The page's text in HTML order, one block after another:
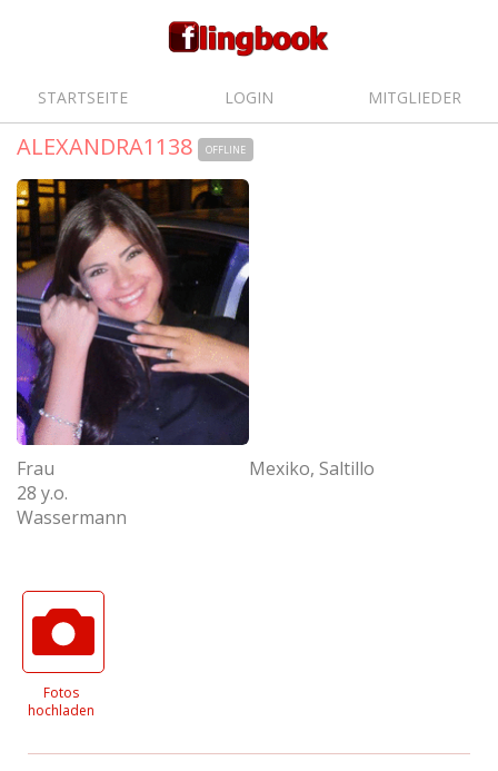
STARTSEITE LOGIN MITGLIEDER
ALEXANDRA1138 OFFLINE
Frau
28 y.o.
Wassermann
Mexiko, Saltillo
Fotos
hochladen